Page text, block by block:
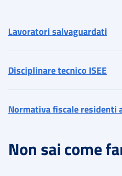
Non sai come
Lavoratori salvaguardati
Disciplinare tecnico ISEE
Normativa fiscale residenti